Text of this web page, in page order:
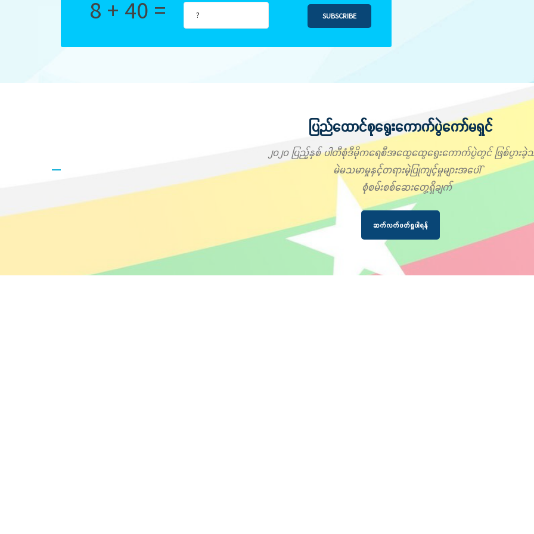
8 + 40 = SUBSCRIBE
ပြည်ထောင်စုရွေးကောက်ပွဲကော်မရှင်
၂၀၂၀ ပြည့်နှစ် ပါတီစုံဒီမိုကရေစီအထွေထွေရွေးကောက်ပွဲတွင် ဖြစ်ပွား
မဲမသမာမှုနှင့်တရားမဲ့ပြုကျင့်မှုများအပေါ်
စုံစမ်းစစ်ဆေးတွေ့ရှိချက်
ဆက်လက်ဖတ်ရှုပါရန်